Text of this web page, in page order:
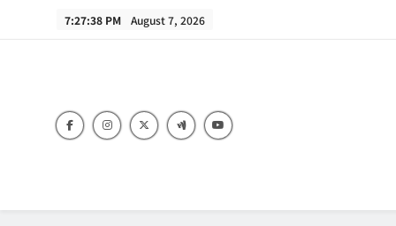
7:27:38 PM August 7, 2026